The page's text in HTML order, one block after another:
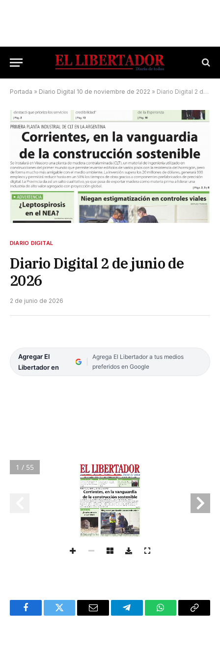
Portada » Diario Digital 10 de noviembre de 2022 » Diario Digital 2 de junio de 2026
DIARIO DIGITAL
Diario Digital 2 de junio de
2026
2 de junio de 2026
Agregar El
Libertador en
Agrega El Libertador a tus medios
preferidos en Google
1 / 55
FacebookTwitter Email TelegramWhatsAppCopy